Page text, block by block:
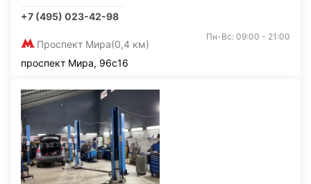
+7 (495) 023-42-98
Проспект Мира(0,4 км)
Пн-Вс: 09:00 - 21:00
проспект Мира, 96с16